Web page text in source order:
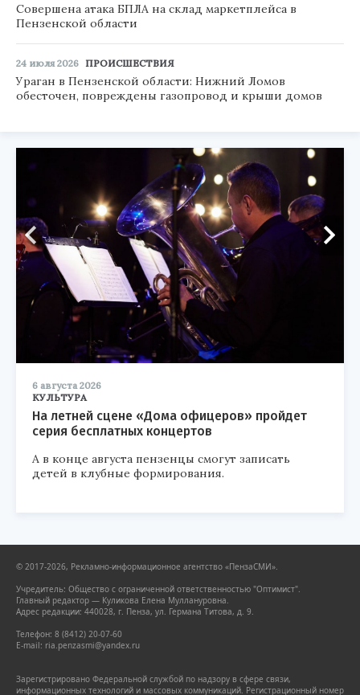
Совершена атака БПЛА на склад маркетплейса в
Пензенской области
24 июля 2026 ПРОИСШЕСТВИЯ
Ураган в Пензенской области: Нижний Ломов
обесточен, повреждены газопровод и крыши домов
6 августа 2026
КУЛЬТУРА
На летней сцене «Дома офицеров» пройдет
серия бесплатных концертов
А в конце августа пензенцы смогут записать
детей в клубные формирования.
© 2017-2026, Рекламно-информационное агентство «ПензаСМИ».
Учредитель: Общество с ограниченной ответственностью "Оптимист".
Главный редактор — Куликова Елена Муллануровна.
Адрес редакции: 440028, г. Пенза, ул. Германа Титова, д. 9.
Телефон: 8 (8412) 20-07-60
E-mail: ria.penzasmi@yandex.ru
Зарегистрировано Федеральной службой по надзору в сфере связи,
информационных технологий и массовых коммуникаций. Регистрационный номер